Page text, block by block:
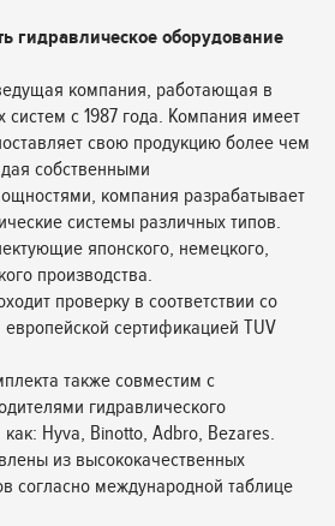
гидравлическое оборудование
компания, работающая в
систем с 1987 года. Компания имеет
свою продукцию более чем
собственными
компания разрабатывает
системы различных типов.
японского, немецкого,
производства.
проверку в соответствии со
европейской сертификацией TUV
также совместим с
гидравлического
Hyva, Binotto, Adbro, Bezares.
из высококачественных
согласно международной таблице